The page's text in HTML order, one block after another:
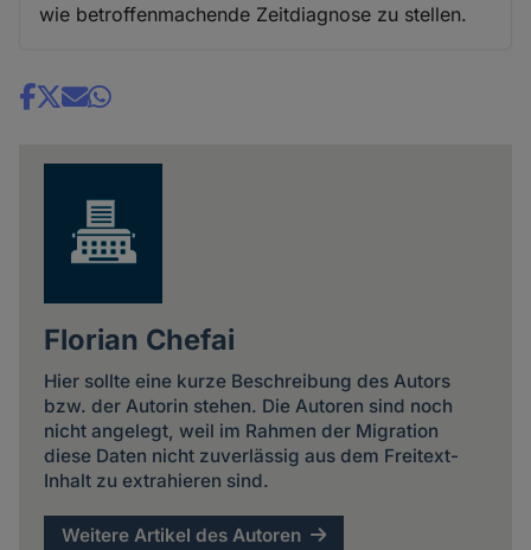
wie betroffenmachende Zeitdiagnose zu stellen.
Share
Florian Chefai
Hier sollte eine kurze Beschreibung des Autors
bzw. der Autorin stehen. Die Autoren sind noch
nicht angelegt, weil im Rahmen der Migration
diese Daten nicht zuverlässig aus dem Freitext-
Inhalt zu extrahieren sind.
Weitere Artikel des Autoren